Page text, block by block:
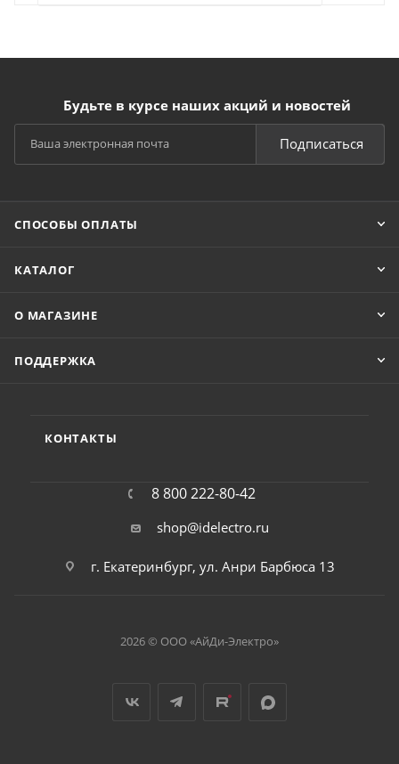
Будьте в курсе наших акций и новостей
Подписаться
СПОСОБЫ ОПЛАТЫ
КАТАЛОГ
О МАГАЗИНЕ
ПОДДЕРЖКА
КОНТАКТЫ
8 800 222-80-42
shop@idelectro.ru
г. Екатеринбург, ул. Анри Барбюса 13
2026 © ООО «АйДи-Электро»